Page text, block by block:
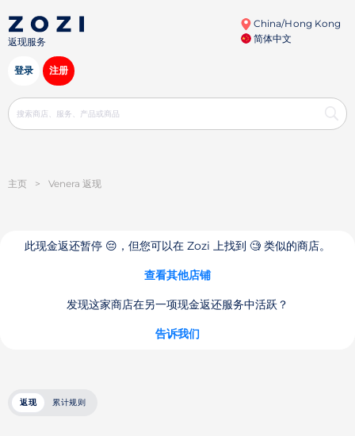
返现服务
China/Hong Kong
简体中文
登录 注册
主页 > Venera 返现
此现金返还暂停 😔，但您可以在 Zozi 上找到 🧐 类似的商店。
查看其他店铺
发现这家商店在另一项现金返还服务中活跃？
告诉我们
返现 累计规则